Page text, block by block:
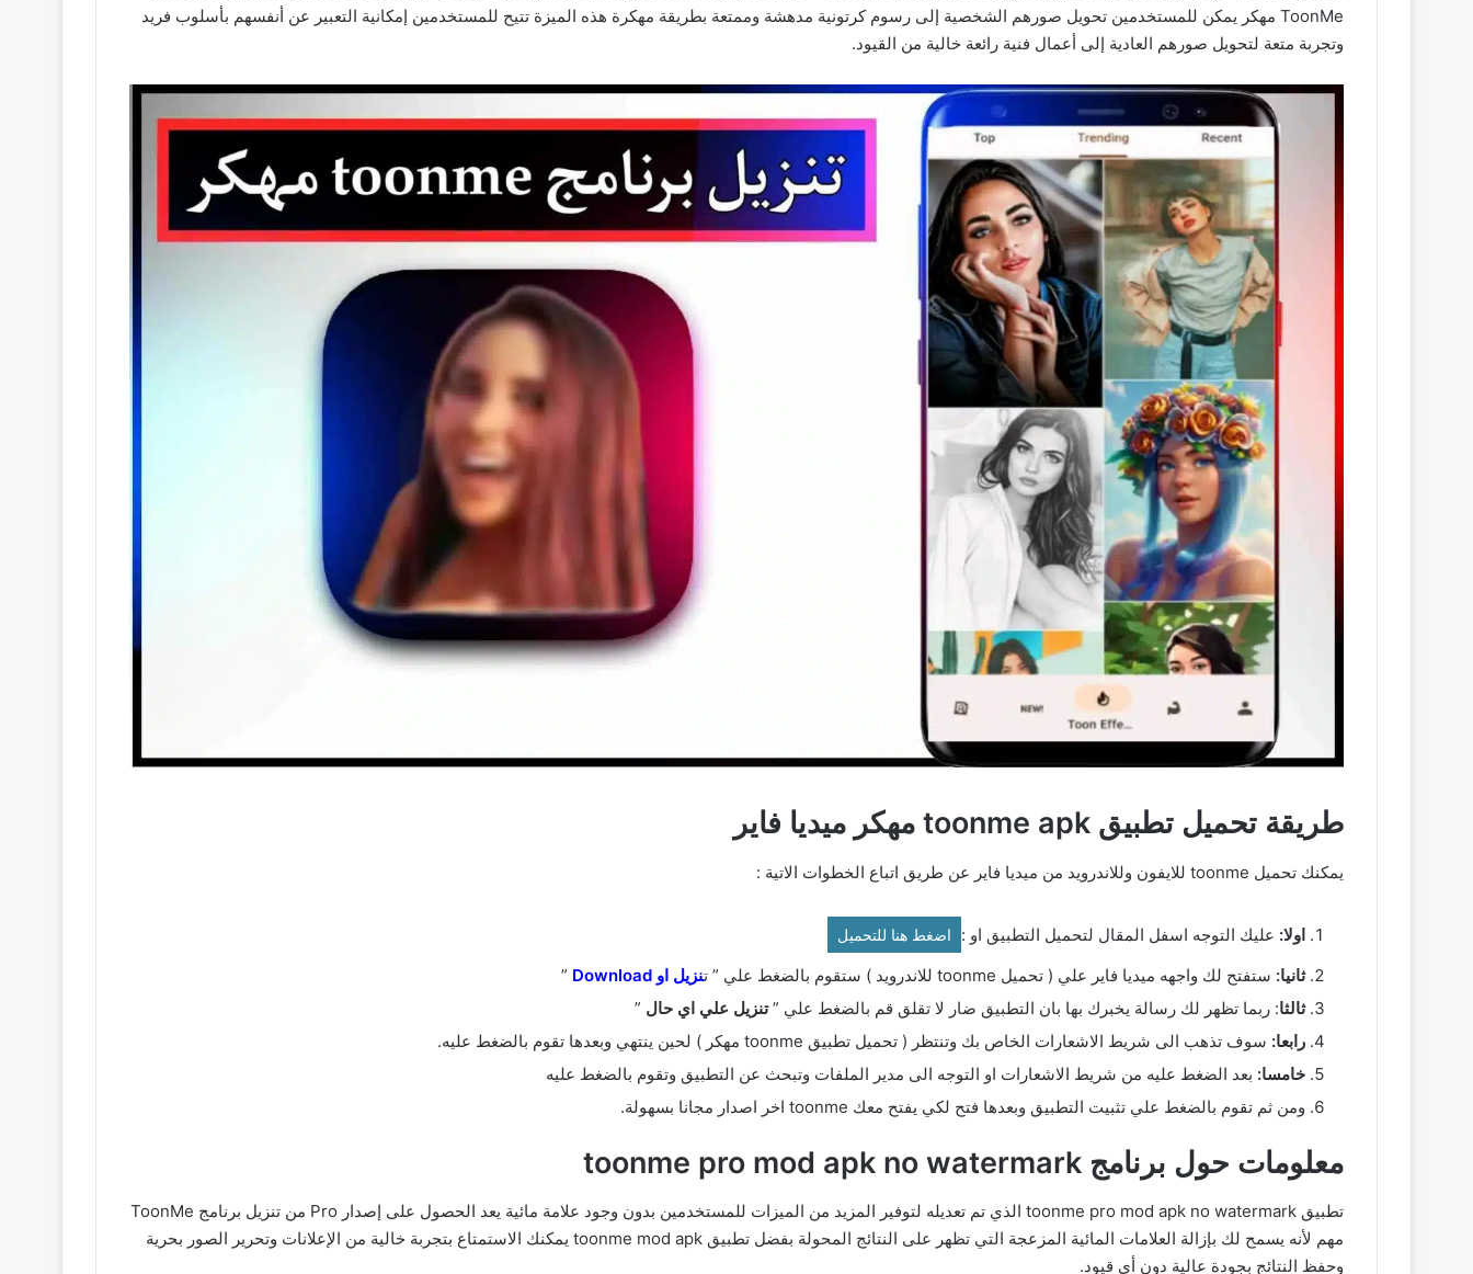
ToonMe مهكر يمكن للمستخدمين تحويل صورهم الشخصية إلى رسوم كرتونية مدهشة وممتعة بطريقة مهكرة هذه الميزة تتيح للمستخدمين إمكانية التعبير عن أنفسهم بأسلوب فريد
وتجربة متعة لتحويل صورهم العادية إلى أعمال فنية رائعة خالية من القيود.
طريقة تحميل تطبيق toonme apk مهكر ميديا فاير
يمكنك تحميل toonme للايفون وللاندرويد من ميديا فاير عن طريق اتباع الخطوات الاتية :
اولا: عليك التوجه اسفل المقال لتحميل التطبيق او : اضغط هنا للتحميل
ثانيا: ستفتح لك واجهه ميديا فاير علي ( تحميل toonme للاندرويد ) ستقوم بالضغط علي ” ت نزيل او Download
”
ثالثا: ربما تظهر لك رسالة يخبرك بها بان التطبيق ضار لا تقلق قم بالضغط علي ”تنزيل علي اي حال ”
رابعا: سوف تذهب الى شريط الاشعارات الخاص بك وتنتظر ( تحميل تطبيق toonme مهكر ) لحين ينتهي وبعدها تقوم بالضغط عليه.
خامسا: بعد الضغط عليه من شريط الاشعارات او التوجه الى مدير الملفات وتبحث عن التطبيق وتقوم بالضغط عليه
ومن ثم تقوم بالضغط علي تثبيت التطبيق وبعدها فتح لكي يفتح معك toonme اخر اصدار مجانا بسهولة.
معلومات حول برنامج toonme pro mod apk no watermark
تطبيق toonme pro mod apk no watermark الذي تم تعديله لتوفير المزيد من الميزات للمستخدمين بدون وجود علامة مائية يعد الحصول على إصدار Pro من تنزيل برنامج ToonMe
مهم لأنه يسمح لك بإزالة العلامات المائية المزعجة التي تظهر على النتائج المحولة بفضل تطبيق toonme mod apk يمكنك الاستمتاع بتجربة خالية من الإعلانات وتحرير الصور بحرية
وحفظ النتائج بجودة عالية دون أي قيود.